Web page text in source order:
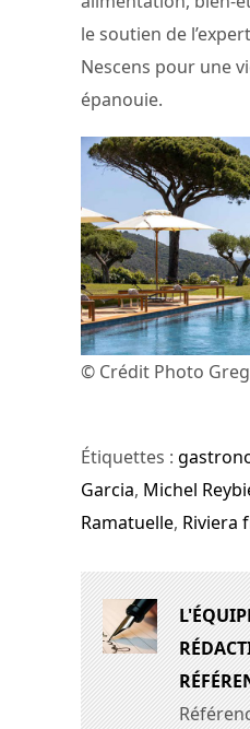
le soutien de
Nescens pour une
épanouie.
© Crédit Photo
Étiquettes :
Garcia, Michel
Ramatuelle, Riviera